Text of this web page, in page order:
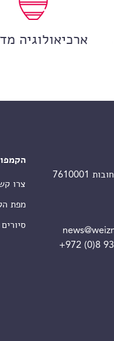
ארכיאולוגיה
+972 (0)8
צרו
מפת